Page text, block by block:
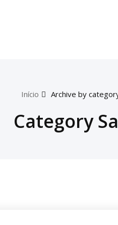
Início Archive by
Category